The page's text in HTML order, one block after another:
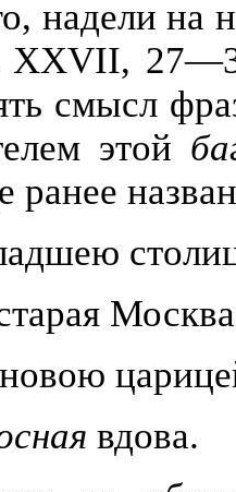
надели на
смысл
этой
ранее
вдова.